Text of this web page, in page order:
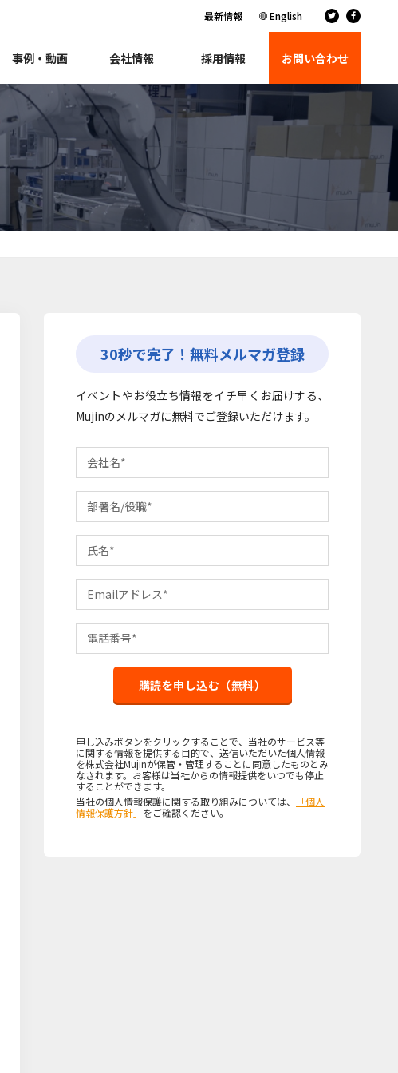
最新情報 English
事例・動画 会社情報 採用情報 お問い合わせ
30秒で完了！無料メルマガ登録
イベントやお役立ち情報をイチ早くお届けする、
Mujinのメルマガに無料でご登録いただけます。
購読を申し込む（無料）
申し込みボタンをクリックすることで、当社のサービス等
に関する情報を提供する目的で、送信いただいた個人情報
を株式会社Mujinが保管・管理することに同意したものとみ
なされます。お客様は当社からの情報提供をいつでも停止
することができます。
当社の個人情報保護に関する取り組みについては、
「個人
情報保護方針」 をご確認ください。